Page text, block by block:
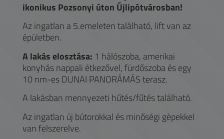
ikonikus Pozsonyi úton Újlipótvárosban!
Az ingatlan a 5.emeleten található, lift van az
épületben.
A lakás elosztása: 1 hálószoba, amerikai
konyhás nappali étkezővel, fürdőszoba és egy
10 nm-es DUNAI PANORÁMÁS terasz.
A lakásban mennyezeti hűtés/fűtés található.
Az ingatlan új bútorokkal és minőségi gèpekkel
van felszerelve.